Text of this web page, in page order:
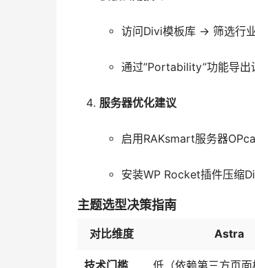
访问Divi模板库 → 筛选行
通过”Portability”功能导出
服务器优化建议
启用RAKsmart服务器
安装WP Rocket插件压缩
主题选型决策指南
对比维度 Astra